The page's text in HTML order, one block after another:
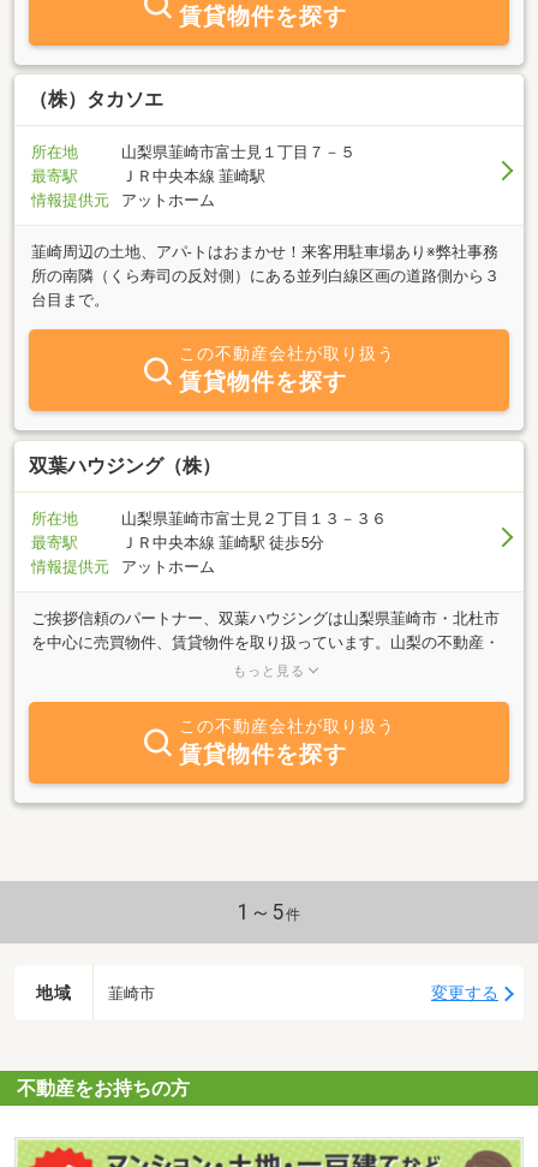
賃貸物件を探す
（株）タカソエ
所在地
山梨県韮崎市富士見１丁目７－５
最寄駅
ＪＲ中央本線 韮崎駅
情報提供元
アットホーム
韮崎周辺の土地、アパ-トはおまかせ！来客用駐車場あり※弊社事務
所の南隣（くら寿司の反対側）にある並列白線区画の道路側から３
台目まで。
この不動産会社が取り扱う
賃貸物件を探す
双葉ハウジング（株）
所在地
山梨県韮崎市富士見２丁目１３－３６
最寄駅
ＪＲ中央本線 韮崎駅 徒歩5分
情報提供元
アットホーム
ご挨拶信頼のパートナー、双葉ハウジングは山梨県韮崎市・北杜市
を中心に売買物件、賃貸物件を取り扱っています。山梨の不動産・
土地売買・賃貸物件の紹介。山梨県の住宅情報、事業用物件をお探
産情報まで山梨の不動産の事なら何でも。又、不動産の有効活用の
コンサルティングと企画、運営、管理致します。
もっと見る
この不動産会社が取り扱う
賃貸物件を探す
1～5件
地域 韮崎市 変更する
不動産をお持ちの方